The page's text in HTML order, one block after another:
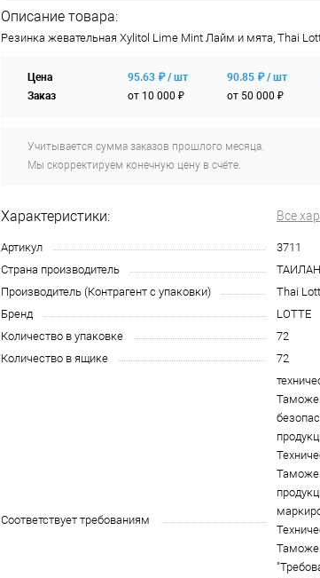
Описание товара:
Резинка жевательная Xylitol Lime Mint Лайм и мята, Thai
Цена
Заказ
95.63 ₽ / шт
от 10 000 ₽
90.85 ₽ / шт
от 50 000 ₽
Учитывается сумма заказов прошлого месяца.
Мы скорректируем конечную цену в счёте.
Характеристики: Все
Артикул
3711
Страна производитель
Производитель (Контрагент с упаковки)
Thai
Бренд
LOTTE
Количество в упаковке
72
Количество в ящике
72
Соответствует требованиям